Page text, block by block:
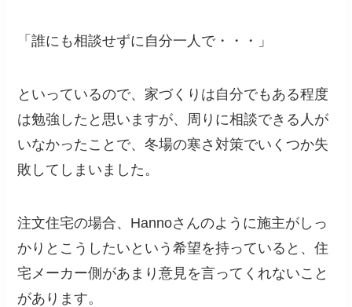
「誰にも相談せずに自分一人で・・・」
といっているので、家づくりは自分でもある程度
は勉強したと思いますが、周りに相談できる人が
いなかったことで、冬場の寒さ対策でいくつか失
敗してしまいました。
注文住宅の場合、Hannoさんのように施主がしっ
かりとこうしたいという希望を持っていると、住
宅メーカー側があまり意見を言ってくれないこと
があります。